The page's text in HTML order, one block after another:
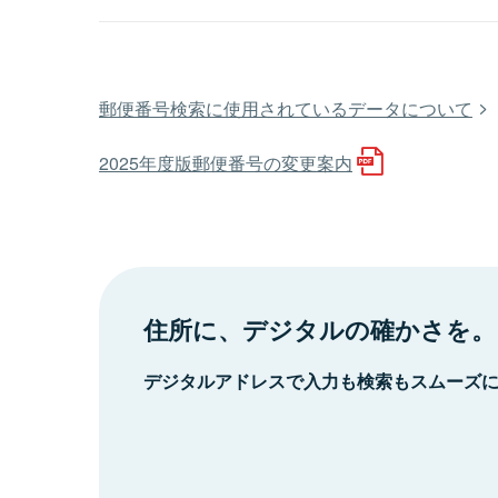
郵便番号検索に使用されているデータについて
2025年度版郵便番号の変更案内
住所に、デジタルの確かさを。
デジタルアドレスで入力も検索もスムーズ